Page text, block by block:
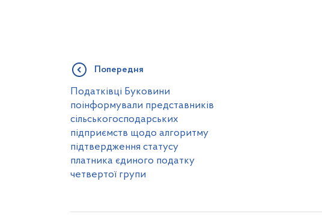
Попередня
Податківці Буковини
поінформували представників
сільськогосподарських
підприємств щодо алгоритму
підтвердження статусу
платника єдиного податку
четвертої групи